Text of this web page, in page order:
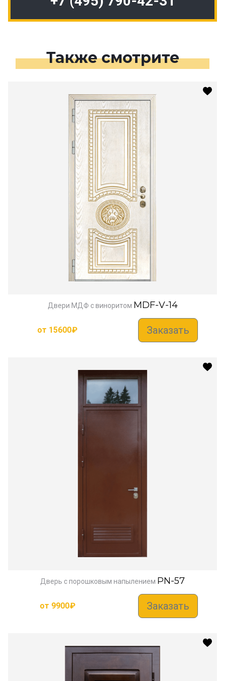
Также смотрите
Двери МДФ с виноритом MDF-V-14
от 15600₽ Заказать
Дверь с порошковым напылением PN-57
от 9900₽ Заказать